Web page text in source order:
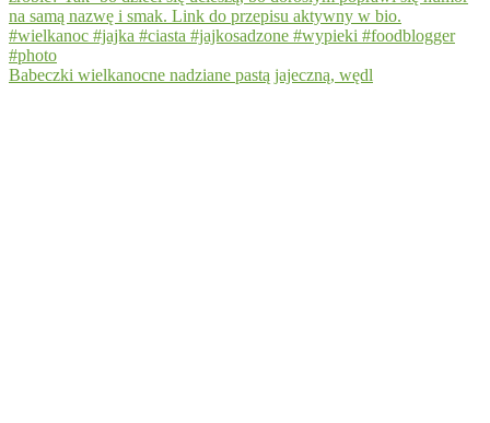
Babeczki wielkanocne nadziane pastą jajeczną, wędl